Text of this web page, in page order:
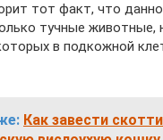
тот факт, что
тучные животные,
в подкожной
Как завести